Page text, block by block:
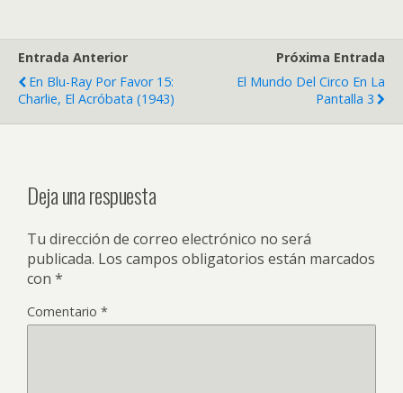
Entrada Anterior
En Blu-Ray Por Favor 15:
Charlie, El Acróbata (1943)
Próxima Entrada
El Mundo Del Circo En La
Pantalla 3
Deja una respuesta
Tu dirección de correo electrónico no será
publicada. Los campos obligatorios están marcados
con *
Comentario *